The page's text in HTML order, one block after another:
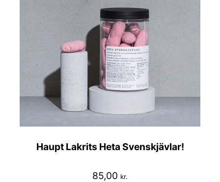
Haupt Lakrits Heta Svenskjävlar!
85,00 kr.